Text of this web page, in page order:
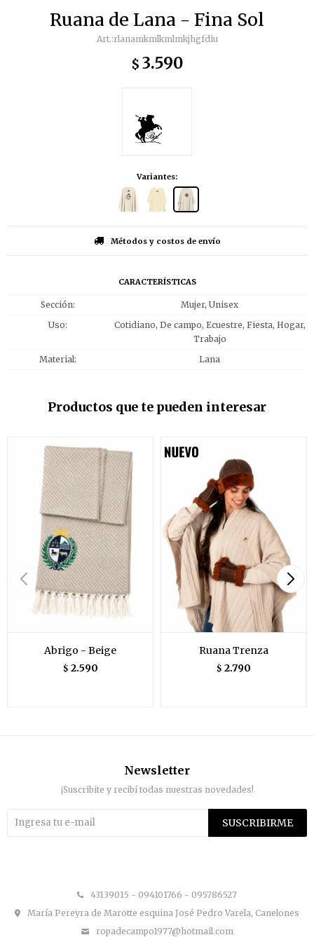
Ruana de Lana - Fina Sol
rlanamkmlkmlmkjhgfdiu
$ 3.590
Variantes:
Métodos y costos de envío
CARACTERÍSTICAS
Sección
Mujer, Unisex
Uso
Cotidiano, De campo, Ecuestre, Fiesta, Hogar,
Trabajo
Material
Lana
Productos que te pueden interesar
Abrigo - Beige
$ 2.590
Ruana Trenza
$ 2.790
43139015 - 094101766 - 095786527
María Pereyra de Marotte esquina José Pedro Varela, Canelones
ropadecampo1977@hotmail.com
Newsletter
¡Suscribite y recibí todas nuestras novedades!
SUSCRIBIRME